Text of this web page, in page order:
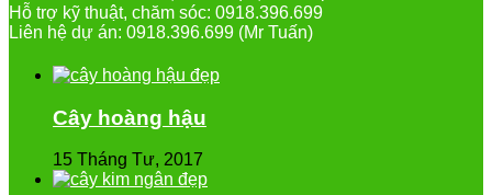
Hỗ trợ kỹ thuật, chăm sóc: 0918.396.699
Liên hệ dự án: 0918.396.699 (Mr Tuấn)
Cây hoàng hậu
15 Tháng Tư, 2017